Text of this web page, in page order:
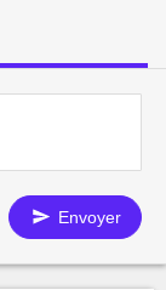
Envoyer